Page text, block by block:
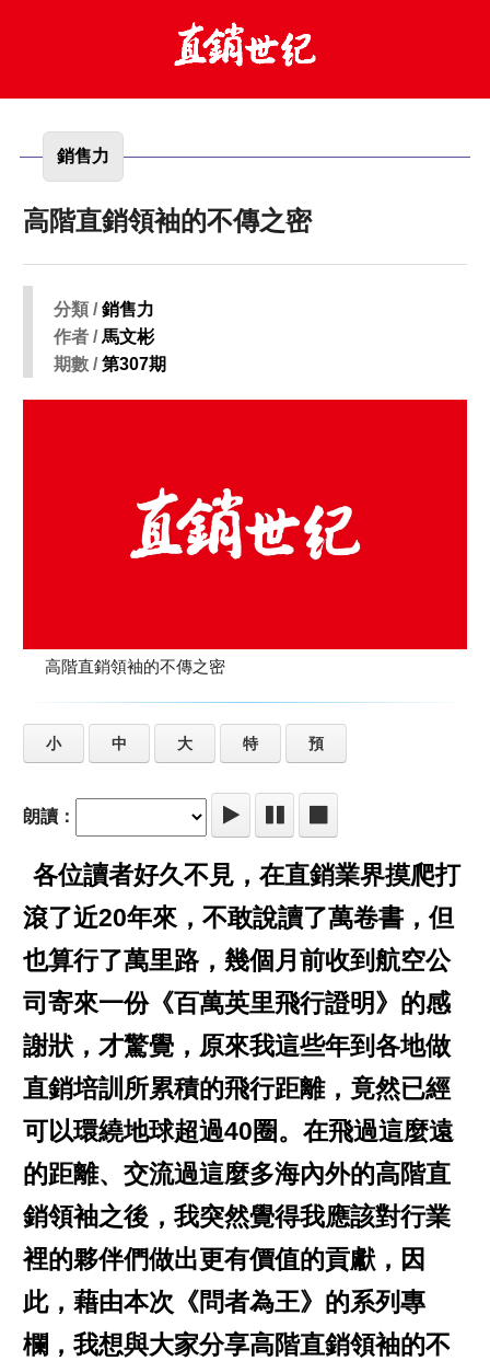
銷售力
高階直銷領袖的不傳之密
分類 /銷售力
作者 /馬文彬
期數 /第307期
高階直銷領袖的不傳之密
小 中 大 特 預
朗讀：
各位讀者好久不見，在直銷業界摸爬打
滾了近20年來，不敢說讀了萬卷書，但
也算行了萬里路，幾個月前收到航空公
司寄來一份《百萬英里飛行證明》的感
謝狀，才驚覺，原來我這些年到各地做
直銷培訓所累積的飛行距離，竟然已經
可以環繞地球超過40圈。在飛過這麼遠
的距離、交流過這麼多海內外的高階直
銷領袖之後，我突然覺得我應該對行業
裡的夥伴們做出更有價值的貢獻，因
此，藉由本次《問者為王》的系列專
欄，我想與大家分享高階直銷領袖的不